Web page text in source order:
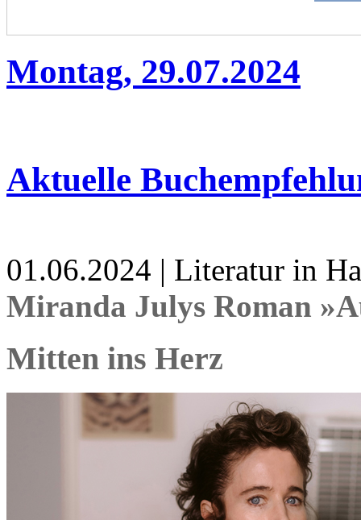
Montag, 29.07.2024
Aktuelle
01.06.2024 | Literatur in
Miranda Julys Roman
Mitten ins Herz